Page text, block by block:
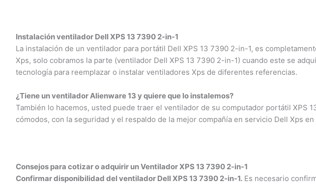
Instalación ventilador Dell XPS 13 7390 2-in-1
La instalación de un ventilador para portátil Dell XPS 13 7390 2-in-1, es
Xps, solo cobramos la parte (ventilador Dell XPS 13 7390 2-in-1) cuando este se
tecnología para reemplazar o instalar ventiladores Xps de diferentes referencias.
¿Tiene un ventilador Alienware 13 y quiere que lo instalemos?
También lo hacemos, usted puede traer el ventilador de su computador portátil XPS
cómodos, con la seguridad y el respaldo de la mejor compañía en servicio Dell Xps en
Consejos para cotizar o adquirir un Ventilador XPS 13 7390 2-in-1
Confirmar disponibilidad del ventilador Dell XPS 13 7390 2-in-1.Es necesario